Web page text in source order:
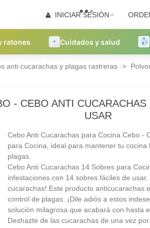
INICIAR SESIÓN
ratones Cuidados y salud
anti cucarachas y plagas rastreras >
- CEBO ANTI
USAR
Cebo Anti Cucarachas para Cocina Cebo -
para Cocina, ideal para mantener tu cocina
plagas.
Cebo Anti Cucarachas 14 Sobres para
infestaciones con 14 sobres fáciles de usar.
cucarachas! Este producto anticucarachas
control de plagas. ¡Dile adiós a estos
solución milagrosa que acabará con hasta
Deshazte de las cucarachas de una vez